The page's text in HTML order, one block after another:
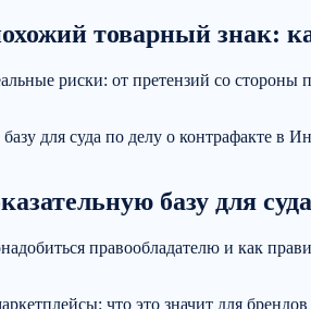
товарный знак:
риски: от претензий со стороны
базу для
правообладателю и как